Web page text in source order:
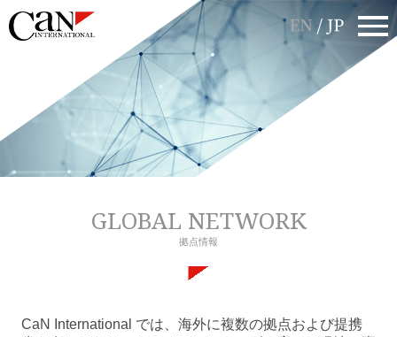
GLOBAL NETWORK
拠点情報
CaN International では、海外に複数の拠点および提携